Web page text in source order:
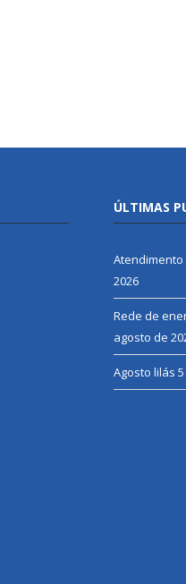
ÚLTIMAS
Atendimento
2026
Rede de
agosto de
Agosto lilás